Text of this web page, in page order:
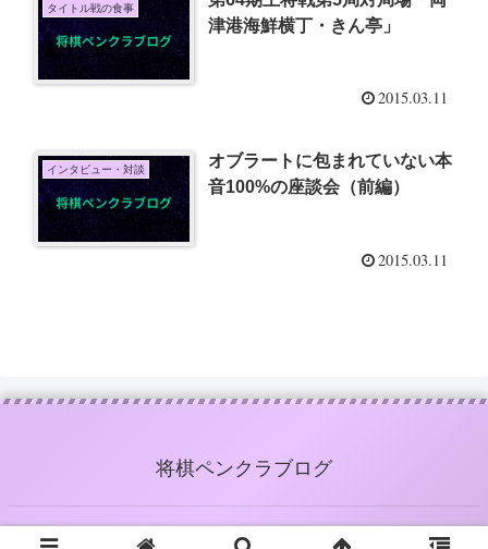
タイトル戦の食事
津港海鮮横丁・きん亭」
2015.03.11
インタビュー・対談
オブラートに包まれていない本
音100%の座談会（前編）
2015.03.11
将棋ペンクラブログ